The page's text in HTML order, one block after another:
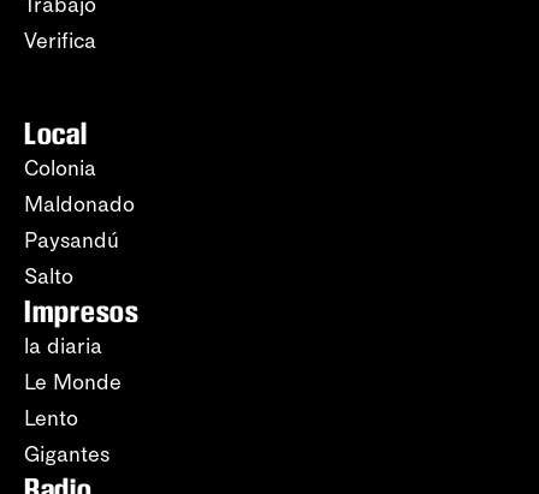
Verifica
Local
Colonia
Maldonado
Paysandú
Salto
Impresos
la diaria
Le Monde
Lento
Gigantes